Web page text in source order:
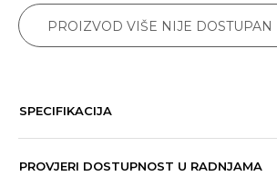
PROIZVOD VIŠE NIJE DOSTUPAN
SPECIFIKACIJA
PROVJERI DOSTUPNOST U RADNJAMA